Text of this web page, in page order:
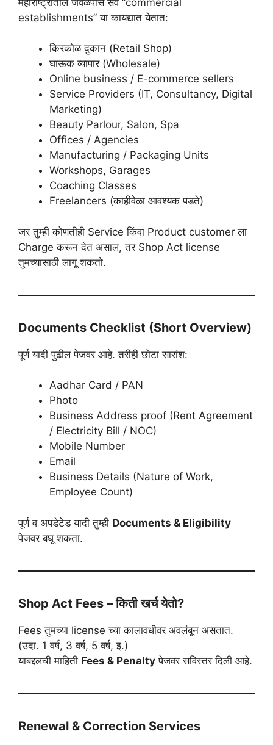
establishments” या कायद्यात येतात:
किरकोळ दुकान (Retail Shop)
घाऊक व्यापार (Wholesale)
Online business / E-commerce sellers
Service Providers (IT, Consultancy, Digital
Marketing)
Beauty Parlour, Salon, Spa
Offices / Agencies
Manufacturing / Packaging Units
Workshops, Garages
Coaching Classes
Freelancers (काहीवेळा आवश्यक पडते)
जर तुम्ही कोणतीही Service किंवा Product customer ला
Charge करून देत असाल, तर Shop Act license
तुमच्यासाठी लागू शकतो.
Documents Checklist (Short Overview)
पूर्ण यादी पुढील पेजवर आहे. तरीही छोटा सारांश:
Aadhar Card / PAN
Photo
Business Address proof (Rent Agreement
/ Electricity Bill / NOC)
Mobile Number
Email
Business Details (Nature of Work,
Employee Count)
पूर्ण व अपडेटेड यादी तुम्ही Documents & Eligibility
पेजवर बघू शकता.
Shop Act Fees – किती खर्च येतो?
Fees तुमच्या license च्या कालावधीवर अवलंबून असतात.
(उदा. 1 वर्ष, 3 वर्ष, 5 वर्ष, इ.)
याबद्दलची माहिती Fees & Penalty पेजवर सविस्तर दिली आहे.
Renewal & Correction Services